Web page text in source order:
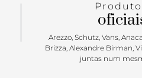
Arezzo, Schutz, Vans,
Brizza, Alexandre Birman,
juntas num